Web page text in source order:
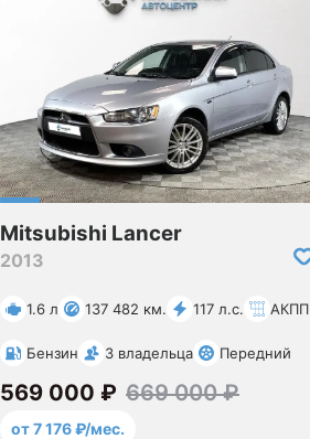
Mitsubishi Lancer
2013
1.6 л 137 482 км. 117 л.с. АКПП
Бензин 3 владельца Передний
569 000 ₽ 669 000 ₽
от 7 176 ₽/мес.